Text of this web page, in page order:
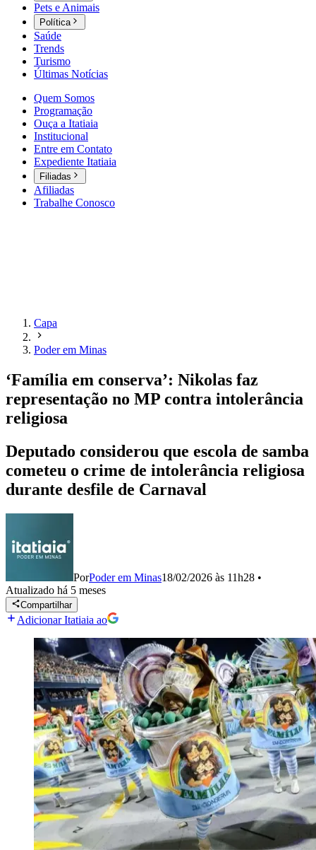
Pets e Animais
Política
Saúde
Trends
Turismo
Últimas Notícias
Quem Somos
Programação
Ouça a Itatiaia
Institucional
Entre em Contato
Expediente Itatiaia
Filiadas
Afiliadas
Trabalhe Conosco
Capa
Poder em Minas
‘Família em conserva’: Nikolas faz
representação no MP contra intolerância
religiosa
Deputado considerou que escola de samba
cometeu o crime de intolerância religiosa
durante desfile de Carnaval
PorPoder em Minas18/02/2026 às 11h28 •
Atualizado há 5 meses
Compartilhar
Adicionar Itatiaia ao